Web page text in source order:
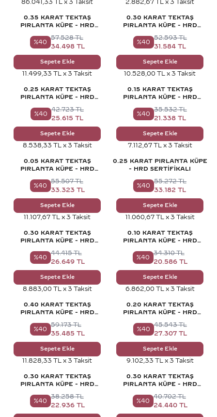
86.041,33 TL x 3 Taksit 2.882,67 TL x 3 Taksit
0.35 KARAT TEKTAŞ
PIRLANTA KÜPE - HRD
%40
57.528TL
34.498TL
Sepete Ekle
11.499,33 TL x 3 Taksit
0.30 KARAT TEKTAŞ
PIRLANTA KÜPE - HRD
%40
52.593TL
31.584TL
Sepete Ekle
10.528,00 TL x 3 Taksit
0.25 KARAT TEKTAŞ
PIRLANTA KÜPE - HRD
%40
42.723TL
25.615 TL
Sepete Ekle
8.538,33 TL x 3 Taksit
0.15 KARAT TEKTAŞ
PIRLANTA KÜPE - HRD
%40
35.532TL
21.338TL
Sepete Ekle
7.112,67 TL x 3 Taksit
0.05 KARAT TEKTAŞ
PIRLANTA KÜPE - HRD
%40
55.507TL
33.323TL
Sepete Ekle
11.107,67 TL x 3 Taksit
0.25 KARAT PIRLANTA KÜPE
- HRD SERTIFIKALI
%40
55.272TL
33.182 TL
Sepete Ekle
11.060,67 TL x 3 Taksit
0.30 KARAT TEKTAŞ
PIRLANTA KÜPE - HRD
%40
44.415TL
26.649TL
Sepete Ekle
8.883,00 TL x 3 Taksit
0.10 KARAT TEKTAŞ
PIRLANTA KÜPE - HRD
%40
34.310TL
20.586TL
Sepete Ekle
6.862,00 TL x 3 Taksit
0.40 KARAT TEKTAŞ
PIRLANTA KÜPE - HRD
%40
59.173TL
35.485 TL
Sepete Ekle
11.828,33 TL x 3 Taksit
0.20 KARAT TEKTAŞ
PIRLANTA KÜPE - HRD
%40
45.543TL
27.307TL
Sepete Ekle
9.102,33 TL x 3 Taksit
0.30 KARAT TEKTAŞ
PIRLANTA KÜPE - HRD
%40
38.258TL
22.936TL
0.30 KARAT TEKTAŞ
PIRLANTA KÜPE - HRD
%40
40.702TL
24.440TL